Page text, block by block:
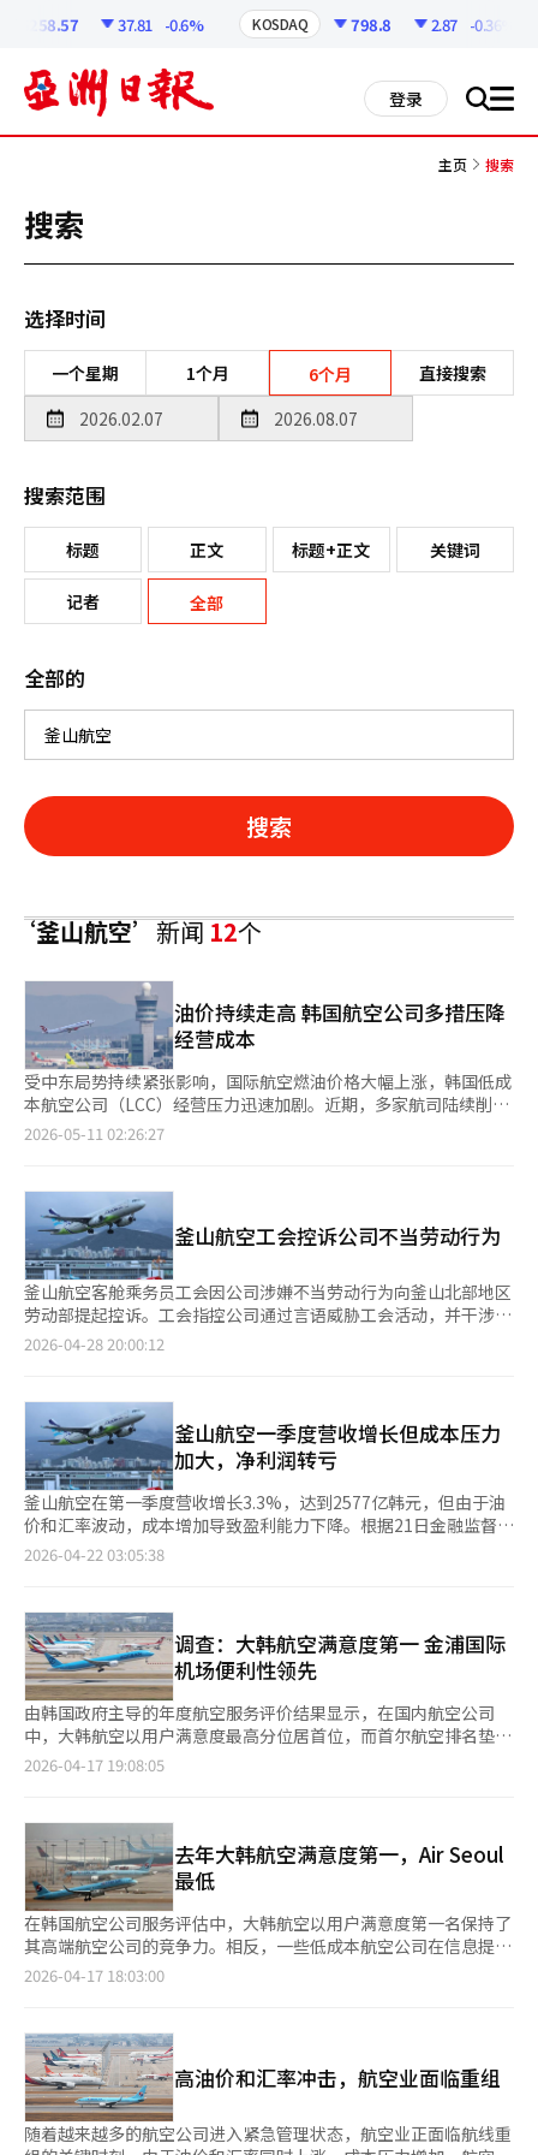
6258.57 37.81 -0.6% KOSDAQ 798.8 2.87 -0.36%
登录 搜 all
主页 搜索
搜索
选择时间
一个星期 1个月 6个月 直接搜索
搜索范围
标题 正文 标题+正文 关键词
记者 全部
全部的
搜索
‘釜山航空’新闻12个
油价持续走高 韩国航空公司多措压降
经营成本
受中东局势持续紧张影响，国际航空燃油价格大幅上涨，韩国低成
本航空公司（LCC）经营压力迅速加剧。近期，多家航司陆续削减
国际航线运力，并启动无薪休假等紧缩措施。业内预计，在高油
低成本航空公司已累计削减约900班国际航线航班（按往返计
算）。由于部分航司6月运力计划尚未最终确定，后续减班规模仍
可能进一步扩大，行业整体运力收缩趋势正在加速。 其中，济州
航空在5月至6月期间削减约187班国际航班，占国际航线运力约
4%。仁川飞往富国岛、岘港、曼谷、新加坡等热门东南亚航线班
次明显减少，部分航线由此前每周7班缩减至每周3至4班，万象航
线则暂停运营两个月。随着国际航线缩减，济州航空还决定针对客
舱乘务员实施无薪休假，以降低运营成本。 除济州航空外，真航
航线运力，并同步推进成本控制措施。业内人士表示，中长途国际
航线对燃油价格变化尤为敏感，随着燃油附加费持续上涨，旅客出
行需求明显减弱；相比之下，日本等短途航线因飞行距离较短，市
场需求仍相对稳定。 数据显示，作为5月燃油附加费计价基准的新
加坡航空燃油平均价格已超过每桶214美元，较两个月前上涨逾
150%。航油价格短期内大幅飙升，正持续侵蚀航空公司的盈利空
间。 面对不断攀升的成本压力，韩国航空业已进入“紧急经
营”状态。除无薪休假外，部分航司还推迟员工奖金发放。与此同
过压缩支出、调整运力等方式应对行业风险。 不过，相较于大型
航司，低成本航空公司的财务状况更加脆弱。数据显示，德威航空
负债率已超过3400%，Air Premia则已陷入完全资不抵债状态。
市场分析认为，今年第一季度韩国航空公司整体业绩尚能维持稳
定，但随着高油价、高汇率及旅游需求放缓等因素在第二季度集中
体现，低成本航空公司的盈利能力或将进一步恶化。业内甚至担
忧，若高油价长期持续，部分财务基础薄弱的航司可能面临更大的
生存危机。
2026-05-11 02:26:27
釜山航空工会控诉公司不当劳动行为
釜山航空客舱乘务员工会因公司涉嫌不当劳动行为向釜山北部地区
劳动部提起控诉。工会指控公司通过言语威胁工会活动，并干涉组
织运营。根据工会提供的资料，劳务负责人在与工会领导通话时提
称，公司试图诱导成员退出或限制加入上级组织，导致工会会员人
数下降。目前约600名客舱乘务员中，工会会员约为120人。此次
控诉发生在航空业整体就业环境变化的背景下。由于油价上涨和汇
率波动，部分航空公司正在调整招聘和人力资源管理，导致劳资紧
张加剧。釜山航空客舱乘务员工会成立于去年5月，是低成本航空
公司中首个成立的工会。自成立以来，工会与公司在工资和待遇改
善问题上存在分歧，尤其是在与真航空的合并讨论中，工资差距问
题引发了争议。工会计划在调查过程中提供通话记录和内部资料，
确认。劳动部将根据收到的控诉内容审查相关法律是否被违反。如
果被认定为不当劳动行为，可能会面临刑事处罚或整改命令。※
本报道经人工智能（AI）系统翻译与编辑。
2026-04-28 20:00:12
釜山航空一季度营收增长但成本压力
加大，净利润转亏
釜山航空在第一季度营收增长3.3%，达到2577亿韩元，但由于油
价和汇率波动，成本增加导致盈利能力下降。根据21日金融监督院
的电子公告系统，国际航线扩展和新航线运营推动了营收增长。然
盈余。汇率上升导致外币成本增加，被认为是净利润下降的原因。
航空业普遍面临成本结构压力，燃油价格上涨和韩元贬值导致以美
元计价的燃料、租赁和维修费用增加。釜山航空预计第二季度油价
和汇率等外部因素的不确定性将持续，因此将维持灵活的供应策
略，重点加强日本主要航线，并通过扩展中国和东南亚航线来多元
化收益基础。※ 本报道经人工智能（AI）系统翻译与编辑。
2026-04-22 03:05:38
调查：大韩航空满意度第一 金浦国际
机场便利性领先
由韩国政府主导的年度航空服务评价结果显示，在国内航空公司
中，大韩航空以用户满意度最高分位居首位，而首尔航空排名垫
底。在机场使用便利性方面，金浦国际机场获得最高评价。 韩国
共计51家航司，以及6座主要机场。 在用户满意度方面，调查于去
年10月至12月进行，共覆盖约3.1万名旅客。结果显示，大韩航空
以6.07分（满分7分）位列第一，其后依次为韩亚航空（5.97
分）、普莱米娅航空（5.92分）、釜山航空（5.83分）及真航空
（5.77分）。首尔航空因信息提供项目得分较低，以5.45分位列国
内最低。 外国航空公司中，全日空航空（6.03分）排名第一，长荣
航空（5.96分）、新加坡航空（5.88分）及国泰航空（5.79分）紧
随其后；亚洲航空（4.53分）与越捷航空（4.64分）位居下游。 在
亚航空与釜山航空为A；因长时间延误频发，Aero K被评为C。国
际航线方面，釜山航空获评A，其后大韩航空、济州航空及德威航
空为B++，普莱米娅航空航空为C+。外国航空公司中，全日空航空
与日本航空在运行可靠性方面获评A+，而亚洲航空与深圳航空被
评为E++。 在用户保护水平评价中，国内航空公司整体获得A++，
外国航空公司为B+。除普莱米娅航空航空外，其余国内航司均达
2026-04-17 19:08:05
去年大韩航空满意度第一，Air Seoul
最低
在韩国航空公司服务评估中，大韩航空以用户满意度第一名保持了
其高端航空公司的竞争力。相反，一些低成本航空公司在信息提供
和延误管理方面得分较低，显示出服务差距。根据国土交通部17日
调查于去年10月至12月期间，对31168名航空旅客进行。韩亚航空
以5.97分紧随其后，Air Premia为5.92分，釜山航空为5.83分，真
航空为5.77分。Air Seoul得分最低，为5.45分。国土部解释称，
Air Seoul在信息提供方面的评价较低。在外国航空公司中，全日
本航空以6.03分得分最高，长荣航空（5.96分）、新加坡航空
2026-04-17 18:03:00
高油价和汇率冲击，航空业面临重组
随着越来越多的航空公司进入紧急管理状态，航空业正面临航线重